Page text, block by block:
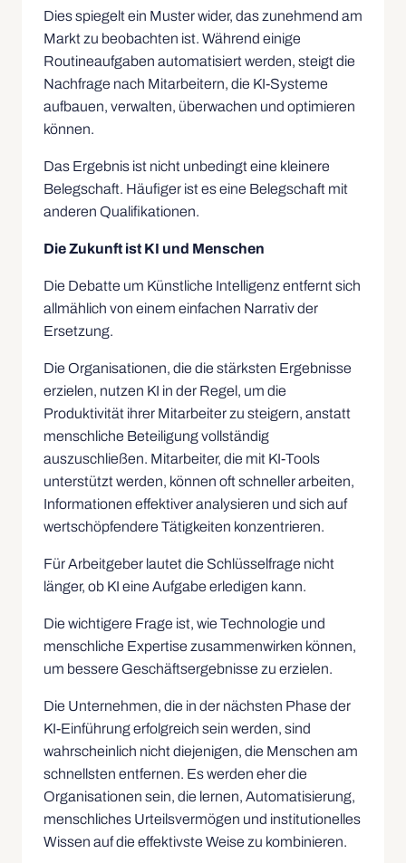
Dies spiegelt ein Muster wider, das zunehmend am
Markt zu beobachten ist. Während einige
Routineaufgaben automatisiert werden, steigt die
Nachfrage nach Mitarbeitern, die KI-Systeme
aufbauen, verwalten, überwachen und optimieren
können.
Das Ergebnis ist nicht unbedingt eine kleinere
Belegschaft. Häufiger ist es eine Belegschaft mit
anderen Qualifikationen.
Die Zukunft ist KI und Menschen
Die Debatte um Künstliche Intelligenz entfernt sich
allmählich von einem einfachen Narrativ der
Ersetzung.
Die Organisationen, die die stärksten Ergebnisse
erzielen, nutzen KI in der Regel, um die
Produktivität ihrer Mitarbeiter zu steigern, anstatt
menschliche Beteiligung vollständig
auszuschließen. Mitarbeiter, die mit KI-Tools
unterstützt werden, können oft schneller arbeiten,
Informationen effektiver analysieren und sich auf
wertschöpfendere Tätigkeiten konzentrieren.
Für Arbeitgeber lautet die Schlüsselfrage nicht
länger, ob KI eine Aufgabe erledigen kann.
Die wichtigere Frage ist, wie Technologie und
menschliche Expertise zusammenwirken können,
um bessere Geschäftsergebnisse zu erzielen.
Die Unternehmen, die in der nächsten Phase der
KI-Einführung erfolgreich sein werden, sind
wahrscheinlich nicht diejenigen, die Menschen am
schnellsten entfernen. Es werden eher die
Organisationen sein, die lernen, Automatisierung,
menschliches Urteilsvermögen und institutionelles
Wissen auf die effektivste Weise zu kombinieren.